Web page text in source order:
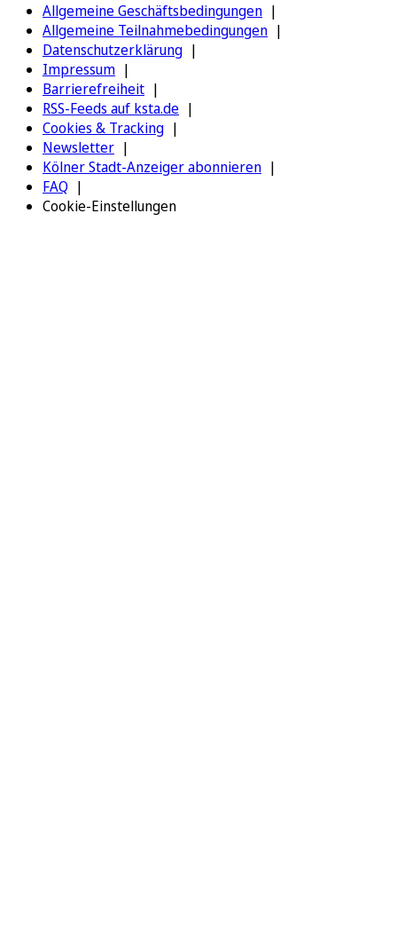
Allgemeine Geschäftsbedingungen
Allgemeine Teilnahmebedingungen
Datenschutzerklärung
Impressum
Barrierefreiheit
RSS-Feeds auf ksta.de
Cookies & Tracking
Newsletter
Kölner Stadt-Anzeiger abonnieren
FAQ
Cookie-Einstellungen